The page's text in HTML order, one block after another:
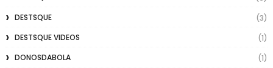
DESTSQUE
(3)
DESTSQUE VIDEOS
(1)
DONOSDABOLA
(1)